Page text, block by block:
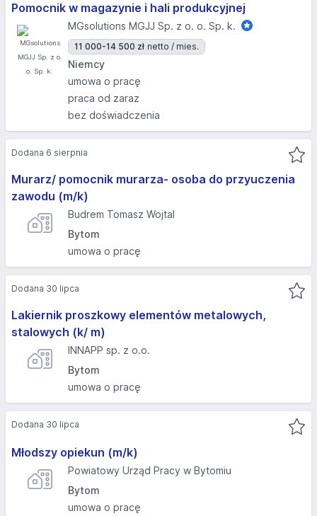
Pomocnik w magazynie i hali produkcyjnej
MGsolutions MGJJ Sp. z o. o. Sp. k.
11 000-14 500 zł netto / mies.
Niemcy
umowa o pracę
praca od zaraz
bez doświadczenia
Murarz/ pomocnik murarza- osoba do przyuczenia
zawodu (m/k)
Budrem Tomasz Wojtal
Bytom
umowa o pracę
Dodana 6 sierpnia
Lakiernik proszkowy elementów metalowych,
stalowych (k/ m)
INNAPP sp. z o.o.
Bytom
umowa o pracę
Dodana 30 lipca
Młodszy opiekun (m/k)
Powiatowy Urząd Pracy w Bytomiu
Bytom
umowa o pracę
Dodana 30 lipca